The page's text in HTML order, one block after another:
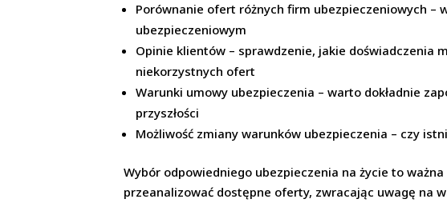
Porównanie ofert różnych firm ubezpieczeniowych
ubezpieczeniowym
Opinie klientów – sprawdzenie, jakie doświadczenia
niekorzystnych ofert
Warunki umowy ubezpieczenia – warto dokładnie
przyszłości
Możliwość zmiany warunków ubezpieczenia – czy
Wybór odpowiedniego ubezpieczenia na życie to
przeanalizować dostępne oferty, zwracając uwagę na